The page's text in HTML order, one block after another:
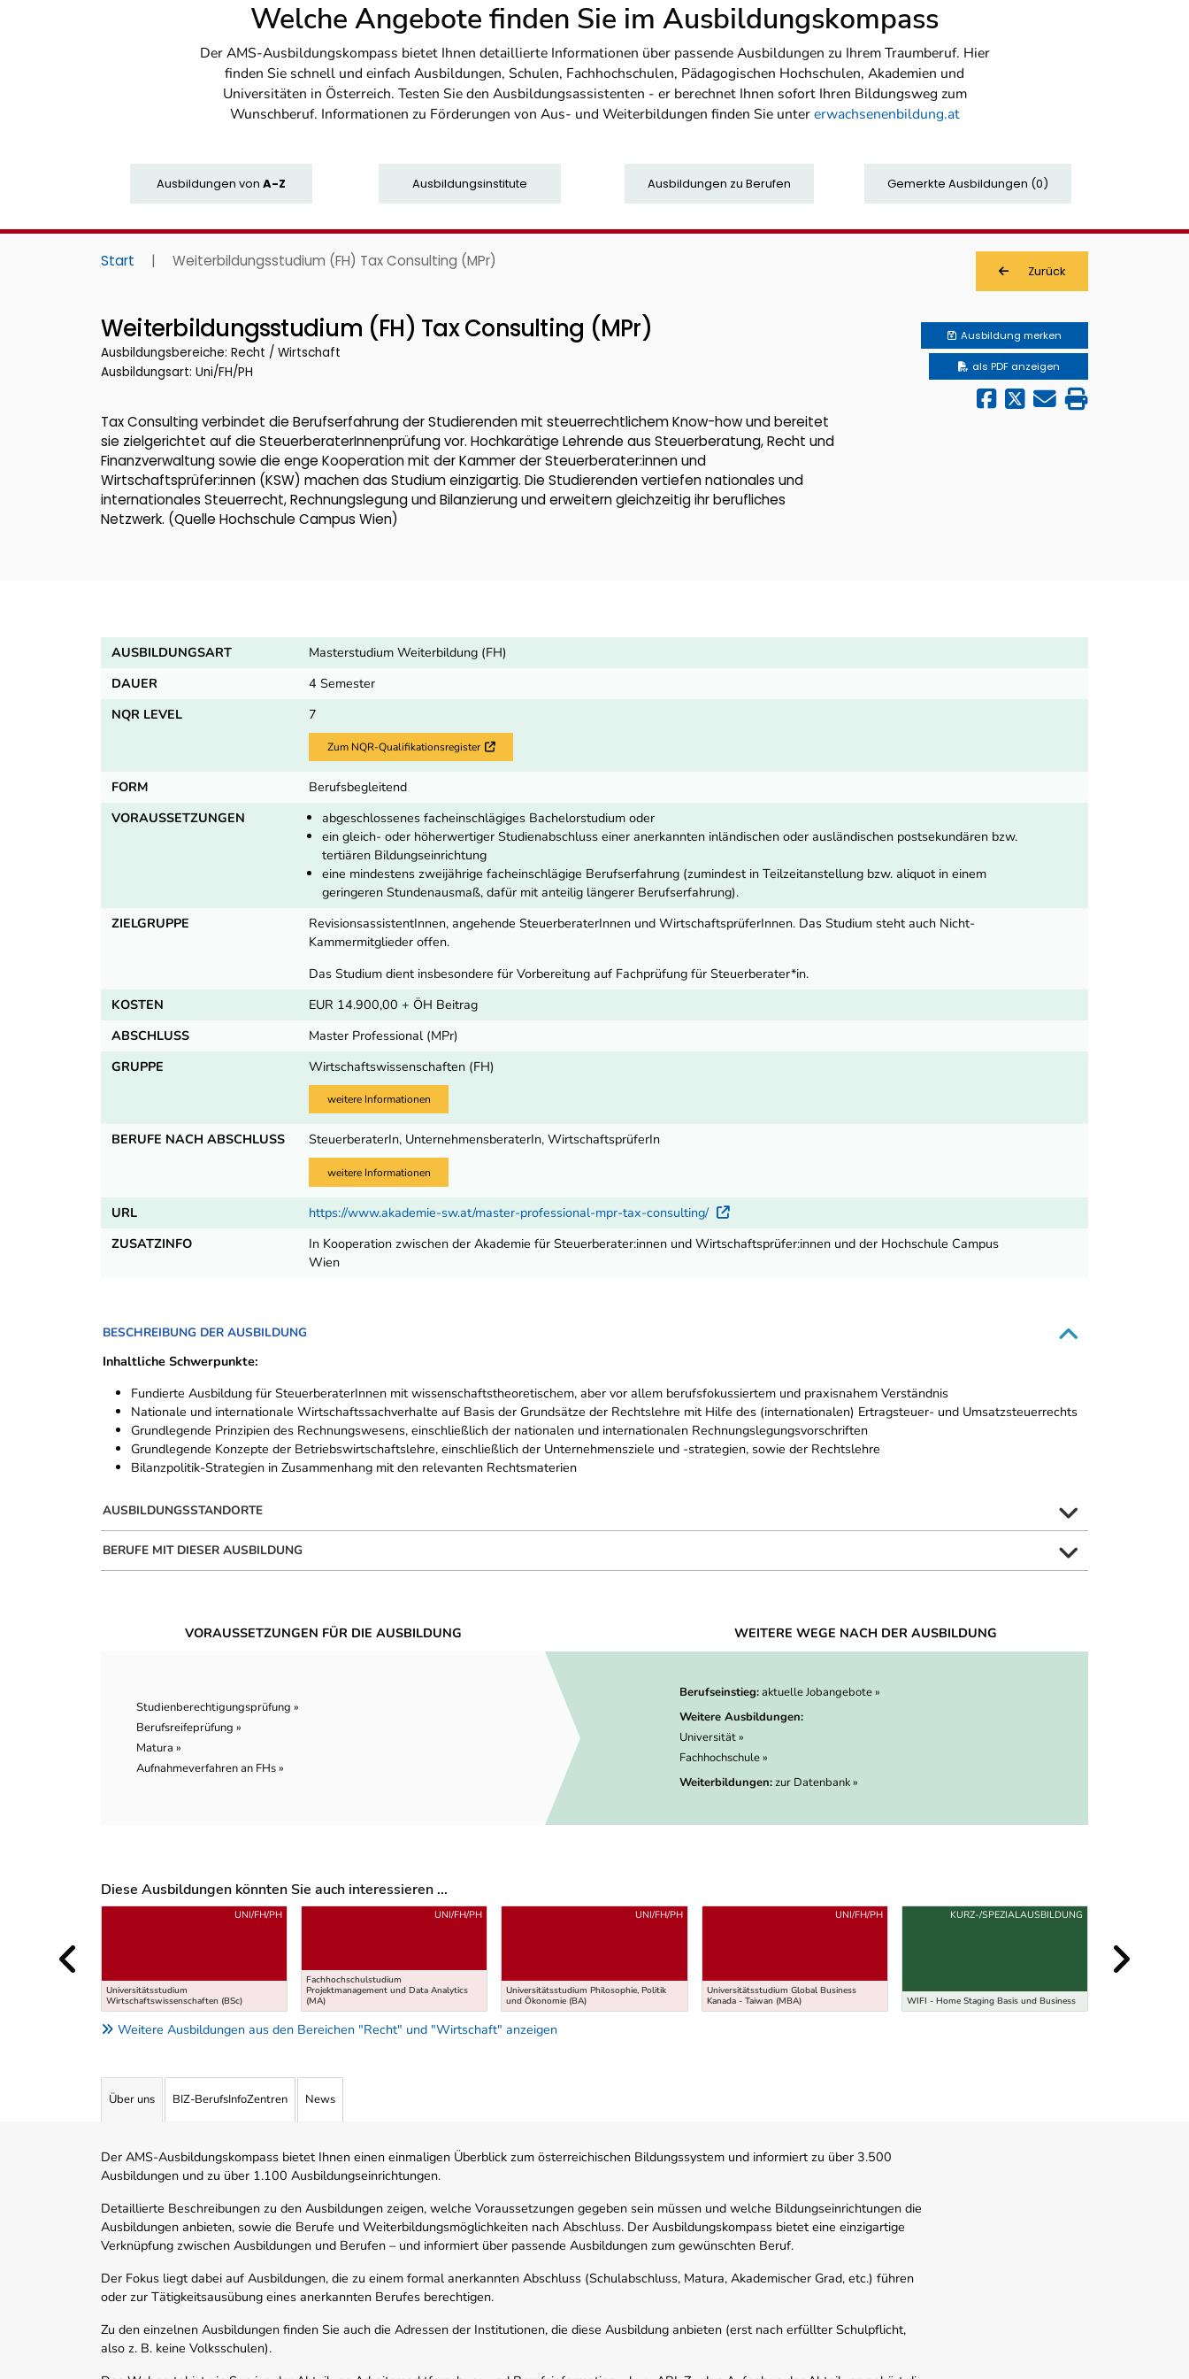
Welche Angebote finden Sie im Ausbildungskompass
Der AMS-Ausbildungskompass bietet Ihnen detaillierte Informationen über passende Ausbildungen zu Ihrem Traumberuf. Hier
finden Sie schnell und einfach Ausbildungen, Schulen, Fachhochschulen, Pädagogischen Hochschulen, Akademien und
Universitäten in Österreich. Testen Sie den Ausbildungsassistenten - er berechnet Ihnen sofort Ihren Bildungsweg zum
Wunschberuf. Informationen zu Förderungen von Aus- und Weiterbildungen finden Sie untererwachsenenbildung.at
Ausbildungen von A-Z Ausbildungsinstitute Ausbildungen zu Berufen Gemerkte Ausbildungen (0)
Start | Weiterbildungsstudium (FH) Tax Consulting (MPr)
Zurück
Weiterbildungsstudium (FH) Tax Consulting (MPr)
Ausbildungsbereiche: Recht / Wirtschaft
Ausbildungsart: Uni/FH/PH
Tax Consulting verbindet die Berufserfahrung der Studierenden mit steuerrechtlichem Know-how und bereitet
sie zielgerichtet auf die SteuerberaterInnenprüfung vor. Hochkarätige Lehrende aus Steuerberatung, Recht und
Finanzverwaltung sowie die enge Kooperation mit der Kammer der Steuerberater:innen und
Wirtschaftsprüfer:innen (KSW) machen das Studium einzigartig. Die Studierenden vertiefen nationales und
internationales Steuerrecht, Rechnungslegung und Bilanzierung und erweitern gleichzeitig ihr berufliches
Netzwerk. (Quelle Hochschule Campus Wien)
Ausbildung merken
als PDF anzeigen
AUSBILDUNGSART
Masterstudium Weiterbildung (FH)
DAUER
4 Semester
NQR LEVEL
7
Zum NQR-Qualifikationsregister Externer Link
FORM
Berufsbegleitend
VORAUSSETZUNGEN
abgeschlossenes facheinschlägiges Bachelorstudium oder
ein gleich- oder höherwertiger Studienabschluss einer anerkannten inländischen oder ausländischen postsekundären bzw.
tertiären Bildungseinrichtung
eine mindestens zweijährige facheinschlägige Berufserfahrung (zumindest in Teilzeitanstellung bzw. aliquot in einem
geringeren Stundenausmaß, dafür mit anteilig längerer Berufserfahrung).
ZIELGRUPPE
RevisionsassistentInnen, angehende SteuerberaterInnen und WirtschaftsprüferInnen. Das Studium steht auch Nicht-
Kammermitglieder offen.
Das Studium dient insbesondere für Vorbereitung auf Fachprüfung für Steuerberater*in.
KOSTEN
EUR 14.900,00 + ÖH Beitrag
ABSCHLUSS
Master Professional (MPr)
GRUPPE
Wirtschaftswissenschaften (FH)
weitere Informationen
BERUFE NACH ABSCHLUSS SteuerberaterIn, UnternehmensberaterIn, WirtschaftsprüferIn
weitere Informationen
URL https://www.akademie-sw.at/master-professional-mpr-tax-consulting/ Externer Link
ZUSATZINFO
In Kooperation zwischen der Akademie für Steuerberater:innen und Wirtschaftsprüfer:innen und der Hochschule Campus
Wien
BESCHREIBUNG DER AUSBILDUNG
Inhaltliche Schwerpunkte:
Fundierte Ausbildung für SteuerberaterInnen mit wissenschaftstheoretischem, aber vor allem berufsfokussiertem und praxisnahem Verständnis
Nationale und internationale Wirtschaftssachverhalte auf Basis der Grundsätze der Rechtslehre mit Hilfe des (internationalen) Ertragsteuer- und Umsatzsteuerrechts
Grundlegende Prinzipien des Rechnungswesens, einschließlich der nationalen und internationalen Rechnungslegungsvorschriften
Grundlegende Konzepte der Betriebswirtschaftslehre, einschließlich der Unternehmensziele und -strategien, sowie der Rechtslehre
Bilanzpolitik-Strategien in Zusammenhang mit den relevanten Rechtsmaterien
AUSBILDUNGSSTANDORTE
BERUFE MIT DIESER AUSBILDUNG
VORAUSSETZUNGEN FÜR DIE AUSBILDUNG
Studienberechtigungsprüfung »
Berufsreifeprüfung »
Matura »
Aufnahmeverfahren an FHs »
WEITERE WEGE NACH DER AUSBILDUNG
Berufseinstieg:aktuelle Jobangebote »
Weitere Ausbildungen:
Universität »
Fachhochschule »
Weiterbildungen:zur Datenbank »
Diese Ausbildungen könnten Sie auch interessieren ...
Uber weitere Ausbildungsvorschläge
Universitätsstudium
Wirtschaftswissenschaften (BSc)
UNI/FH/PH
Fachhochschulstudium
Projektmanagement und Data Analytics
(MA)
UNI/FH/PH
Universitätsstudium Philosophie, Politik
und Ökonomie (BA)
UNI/FH/PH
Universitätsstudium Global Business
Kanada - Taiwan (MBA)
UNI/FH/PH
WIFI - Home Staging Basis und Business
KURZ-/SPEZIALAUSBILDUNG
Weitere Ausbildungen aus den Bereichen "Recht" und "Wirtschaft" anzeigen
Über uns BIZ-BerufsInfoZentren News
Der AMS-Ausbildungskompass bietet Ihnen einen einmaligen Überblick zum österreichischen Bildungssystem und informiert zu über 3.500
Ausbildungen und zu über 1.100 Ausbildungseinrichtungen.
Detaillierte Beschreibungen zu den Ausbildungen zeigen, welche Voraussetzungen gegeben sein müssen und welche Bildungseinrichtungen die
Ausbildungen anbieten, sowie die Berufe und Weiterbildungsmöglichkeiten nach Abschluss. Der Ausbildungskompass bietet eine einzigartige
Verknüpfung zwischen Ausbildungen und Berufen – und informiert über passende Ausbildungen zum gewünschten Beruf.
Der Fokus liegt dabei auf Ausbildungen, die zu einem formal anerkannten Abschluss (Schulabschluss, Matura, Akademischer Grad, etc.) führen
oder zur Tätigkeitsausübung eines anerkannten Berufes berechtigen.
Zu den einzelnen Ausbildungen finden Sie auch die Adressen der Institutionen, die diese Ausbildung anbieten (erst nach erfüllter Schulpflicht,
also z. B. keine Volksschulen).